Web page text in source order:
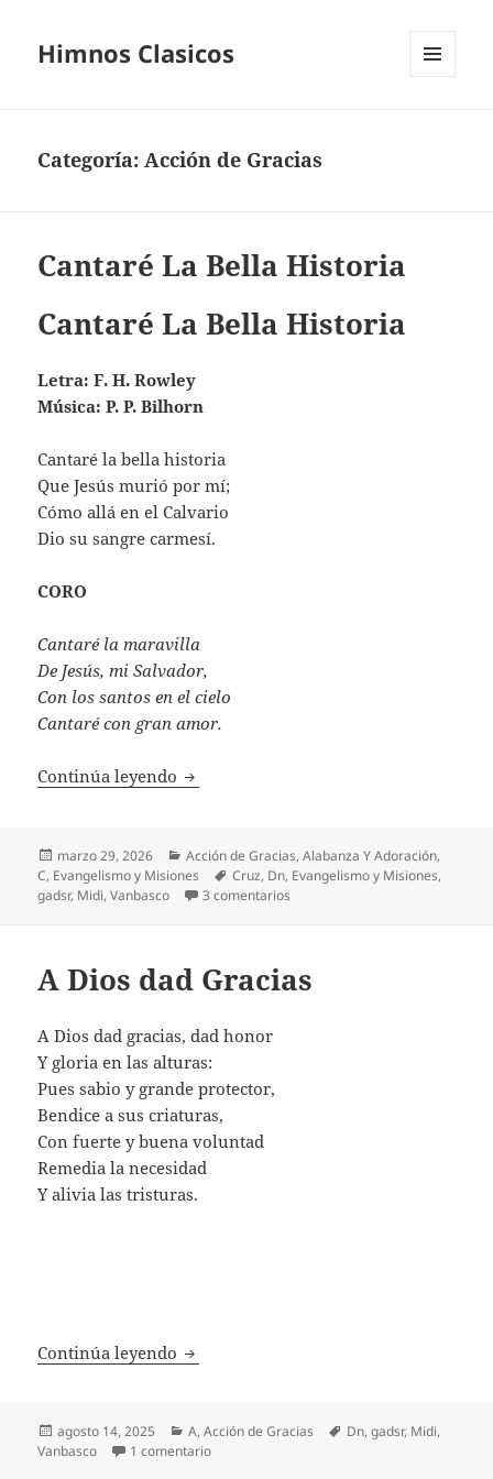
Himnos Clasicos
Categoría:Acción de Gracias
Cantaré La Bella Historia
Cantaré La Bella Historia
Letra: F. H. Rowley
Música: P. P. Bilhorn
Cantaré la bella historia
Que Jesús murió por mí;
Cómo allá en el Calvario
Dio su sangre carmesí.
CORO
Cantaré la maravilla
De Jesús, mi Salvador,
Con los santos en el cielo
Cantaré con gran amor.
Continúa leyendo Cantaré La Bella Historia
Publicado
el
marzo 29, 2026 Categorías
Acción de Gracias,Alabanza Y Adoración,
C, Evangelismo y Misiones Etiquetas
Cruz, Dn, Evangelismo y Misiones,
gadsr, Midi,Vanbasco 3 comentarios
A Dios dad Gracias
A Dios dad gracias, dad honor
Y gloria en las alturas:
Pues sabio y grande protector,
Bendice a sus criaturas,
Con fuerte y buena voluntad
Remedia la necesidad
Y alivia las tristuras.
Continúa leyendo A Dios dad Gracias
Publicado
el
agosto 14, 2025 Categorías
A,Acción de Gracias Etiquetas
Dn,gadsr, Midi,
Vanbasco
1 comentarioen A Dios dad Gracias